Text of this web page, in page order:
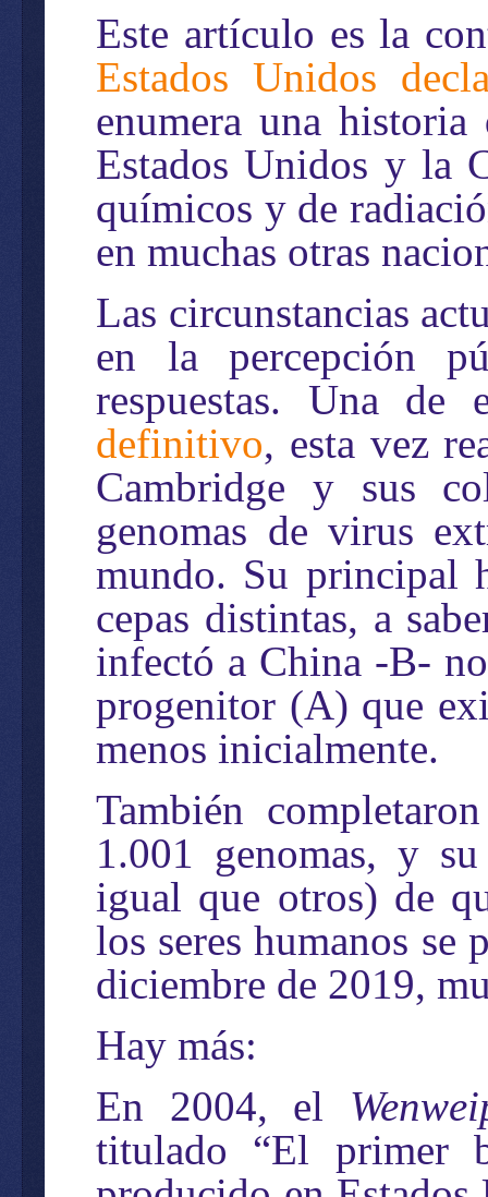
Este artículo es la
Estados Unidos
enumera una
Estados Unidos y la
químicos y de
en muchas otras
Las circunstancias
en la percepción
respuestas. Una de
definitivo, esta vez
Cambridge y sus
genomas de virus
mundo. Su principal
cepas distintas, a
infectó a China -B-
progenitor (A) que
menos inicialmente.
También
1.001 genomas, y
igual que otros) de
los seres humanos se
diciembre de 2019,
Hay más:
En 2004, el
titulado “El primer